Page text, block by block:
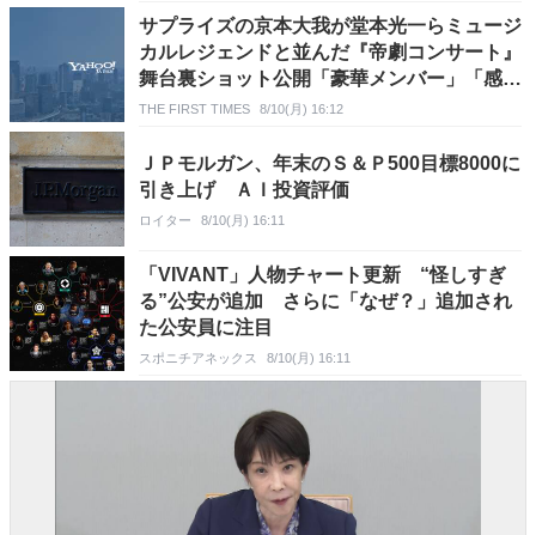
サプライズの京本大我が堂本光一らミュージ
カルレジェンドと並んだ『帝劇コンサート』
舞台裏ショット公開「豪華メンバー」「感激
した」「新劇場での共演にも期待」
THE FIRST TIMES 8/10(月) 16:12
ＪＰモルガン、年末のＳ＆Ｐ500目標8000に
引き上げ ＡＩ投資評価
ロイター 8/10(月) 16:11
「VIVANT」人物チャート更新 “怪しすぎ
る”公安が追加 さらに「なぜ？」追加され
た公安員に注目
スポニチアネックス 8/10(月) 16:11